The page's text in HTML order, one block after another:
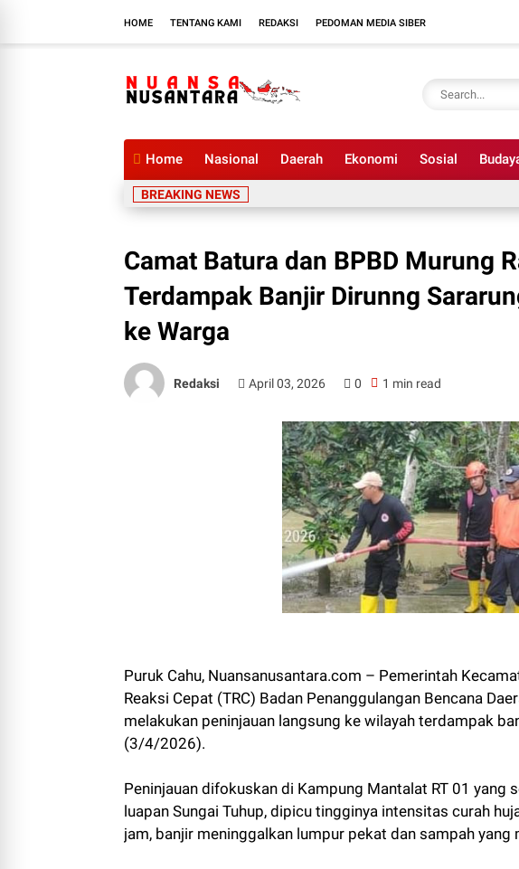
HOME TENTANG KAMI REDAKSI PEDOMAN MEDIA SIBER
Home Nasional Daerah Ekonomi Sosial
BREAKING NEWS
Camat Batura dan BPBD Murung
Terdampak Banjir Dirunng
ke Warga
Redaksi April 03, 2026 0 1 min read
Puruk Cahu, Nuansanusantara.com – Pemerintah
Reaksi Cepat (TRC) Badan Penanggulangan Bencana
melakukan peninjauan langsung ke wilayah terdampak
(3/4/2026).
Peninjauan difokuskan di Kampung Mantalat RT 01 yang
luapan Sungai Tuhup, dipicu tingginya intensitas curah
jam, banjir meninggalkan lumpur pekat dan sampah